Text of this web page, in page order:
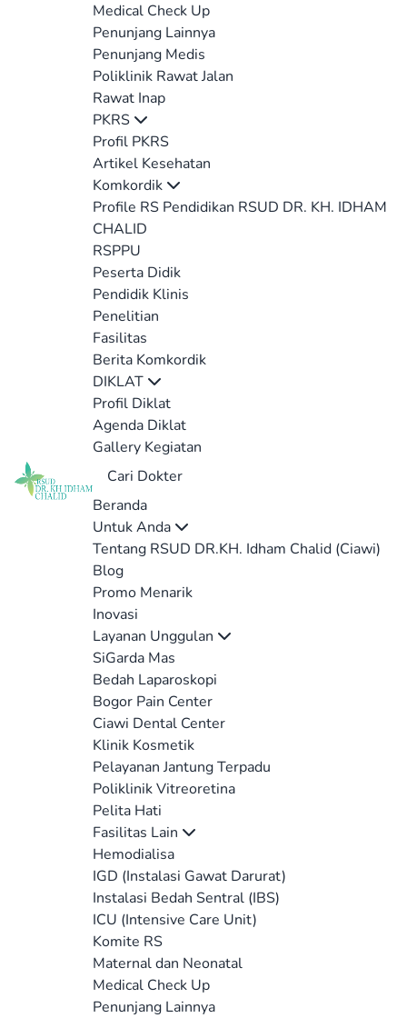
Medical Check Up
Penunjang Lainnya
Penunjang Medis
Poliklinik Rawat Jalan
Rawat Inap
PKRS
Profil PKRS
Artikel Kesehatan
Komkordik
Profile RS Pendidikan RSUD DR. KH. IDHAM
CHALID
RSPPU
Peserta Didik
Pendidik Klinis
Penelitian
Fasilitas
Berita Komkordik
DIKLAT
Profil Diklat
Agenda Diklat
Gallery Kegiatan
Cari Dokter
Beranda
Untuk Anda
Tentang RSUD DR.KH. Idham Chalid (Ciawi)
Blog
Promo Menarik
Inovasi
Layanan Unggulan
SiGarda Mas
Bedah Laparoskopi
Bogor Pain Center
Ciawi Dental Center
Klinik Kosmetik
Pelayanan Jantung Terpadu
Poliklinik Vitreoretina
Pelita Hati
Fasilitas Lain
Hemodialisa
IGD (Instalasi Gawat Darurat)
Instalasi Bedah Sentral (IBS)
ICU (Intensive Care Unit)
Komite RS
Maternal dan Neonatal
Medical Check Up
Penunjang Lainnya